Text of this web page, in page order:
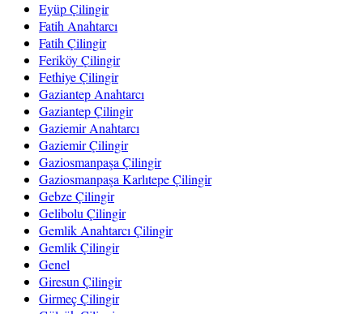
Eyüp Çilingir
Fatih Anahtarcı
Fatih Çilingir
Feriköy Çilingir
Fethiye Çilingir
Gaziantep Anahtarcı
Gaziantep Çilingir
Gaziemir Anahtarcı
Gaziemir Çilingir
Gaziosmanpaşa Çilingir
Gaziosmanpaşa Karlıtepe Çilingir
Gebze Çilingir
Gelibolu Çilingir
Gemlik Anahtarcı Çilingir
Gemlik Çilingir
Genel
Giresun Çilingir
Girmeç Çilingir